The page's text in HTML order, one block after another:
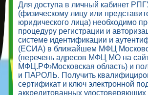
Для доступа в личный кабинет
(физическому лицу или
юридического лица) необходимо
процедуру регистрации и
системе идентификации и
(ЕСИА) в ближайшем МФЦ
(перечень адресов МФЦ МО на
МФЦ.РФ›Московская область) и
и ПАРОЛЬ. Получить
сертификат и ключ электронной
аккредитованных удостоверяющих